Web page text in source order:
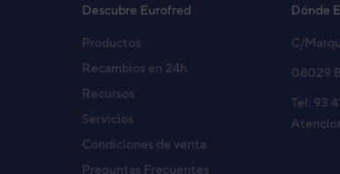
Código: Ref.
UI PARED ASG12-
Ref.
Descubre Eurofred
Productos
Recambios en 24h
Recursos
Servicios
Condiciones de venta
Preguntas Frecuentes
Dónde
C/
08029
Tel. 93